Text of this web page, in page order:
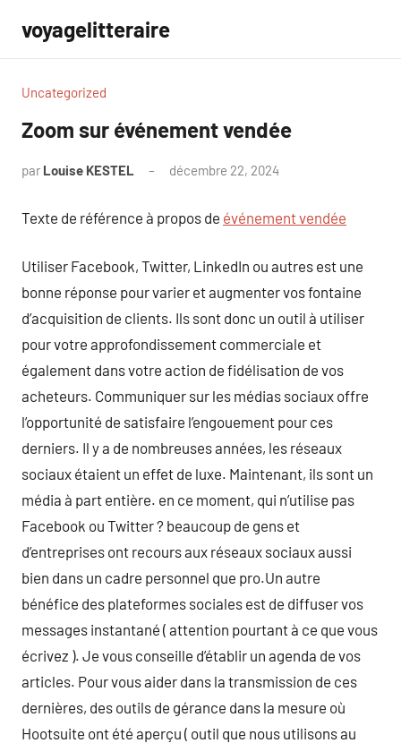
contenu
voyagelitteraire
Uncategorized
Zoom sur événement vendée
par Louise KESTEL décembre 22, 2024
Texte de référence à propos de événement vendée
Utiliser Facebook, Twitter, LinkedIn ou autres est une
bonne réponse pour varier et augmenter vos fontaine
d’acquisition de clients. Ils sont donc un outil à utiliser
pour votre approfondissement commerciale et
également dans votre action de fidélisation de vos
acheteurs. Communiquer sur les médias sociaux offre
l’opportunité de satisfaire l’engouement pour ces
derniers. Il y a de nombreuses années, les réseaux
sociaux étaient un effet de luxe. Maintenant, ils sont un
média à part entière. en ce moment, qui n’utilise pas
Facebook ou Twitter ? beaucoup de gens et
d’entreprises ont recours aux réseaux sociaux aussi
bien dans un cadre personnel que pro.Un autre
bénéfice des plateformes sociales est de diffuser vos
messages instantané ( attention pourtant à ce que vous
écrivez ). Je vous conseille d’établir un agenda de vos
articles. Pour vous aider dans la transmission de ces
dernières, des outils de gérance dans la mesure où
Hootsuite ont été aperçu ( outil que nous utilisons au